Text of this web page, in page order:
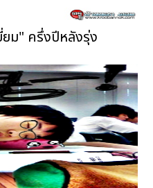
ยม" ครึ่งปีหลังรุ่ง